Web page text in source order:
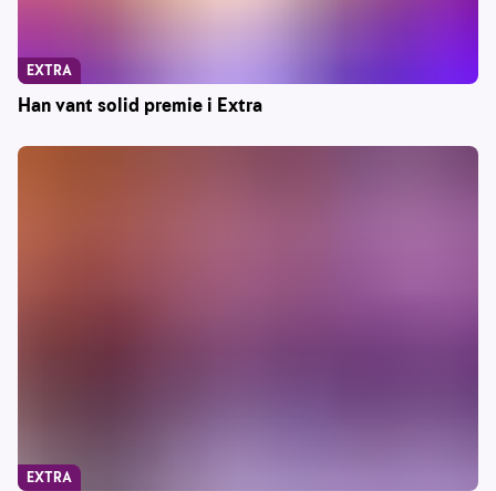
Han vant solid premie i Extra
EXTRA
EXTRA